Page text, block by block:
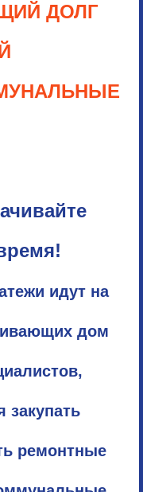
ДОЛГ
идут на
дом
закупать
ремонтные